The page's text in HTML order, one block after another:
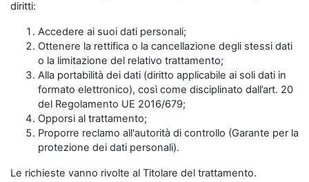
diritti:
Accedere ai suoi dati personali;
Ottenere la rettifica o la cancellazione degli stessi dati
o la limitazione del relativo trattamento;
Alla portabilità dei dati (diritto applicabile ai soli dati in
formato elettronico), così come disciplinato dall’art. 20
del Regolamento UE 2016/679;
Opporsi al trattamento;
Proporre reclamo all'autorità di controllo (Garante per la
protezione dei dati personali).
Le richieste vanno rivolte al Titolare del trattamento.